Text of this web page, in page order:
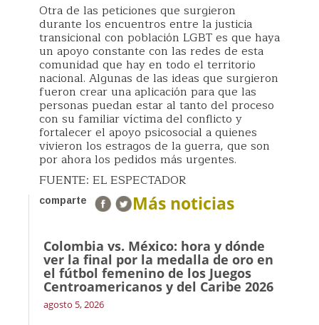
Otra de las peticiones que surgieron
durante los encuentros entre la justicia
transicional con población LGBT es que haya
un apoyo constante con las redes de esta
comunidad que hay en todo el territorio
nacional. Algunas de las ideas que surgieron
fueron crear una aplicación para que las
personas puedan estar al tanto del proceso
con su familiar víctima del conflicto y
fortalecer el apoyo psicosocial a quienes
vivieron los estragos de la guerra, que son
por ahora los pedidos más urgentes.
FUENTE: EL ESPECTADOR
comparte Más noticias
Colombia vs. México: hora y dónde
ver la final por la medalla de oro en
el fútbol femenino de los Juegos
Centroamericanos y del Caribe 2026
agosto 5, 2026